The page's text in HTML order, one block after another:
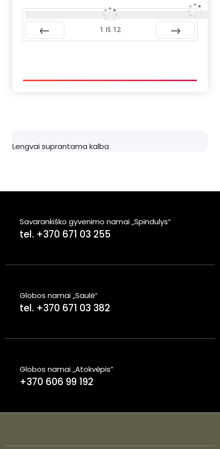
1 Iš 12
Lengvai suprantama kalba
Savarankiško gyvenimo namai „Spindulys“
tel. +370 671 03 255
Globos namai „Saulė“
tel. +370 671 03 382
Globos namai „Atokvėpis“
+370 606 99 192